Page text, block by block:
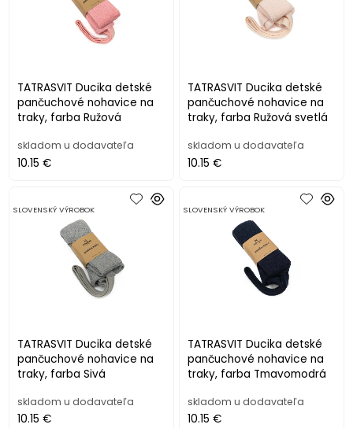
TATRASVIT Ducika detské
pančuchové nohavice na
traky, farba Ružová
skladom u dodavateľa
10.15 €
TATRASVIT Ducika detské
pančuchové nohavice na
traky, farba Ružová svetlá
skladom u dodavateľa
10.15 €
TATRASVIT Ducika detské
pančuchové nohavice na
traky, farba Sivá
SLOVENSKÝ VÝROBOK
skladom u dodavateľa
10.15 €
TATRASVIT Ducika detské
pančuchové nohavice na
traky, farba Tmavomodrá
SLOVENSKÝ VÝROBOK
skladom u dodavateľa
10.15 €